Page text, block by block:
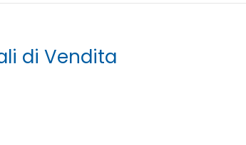
di Vendita